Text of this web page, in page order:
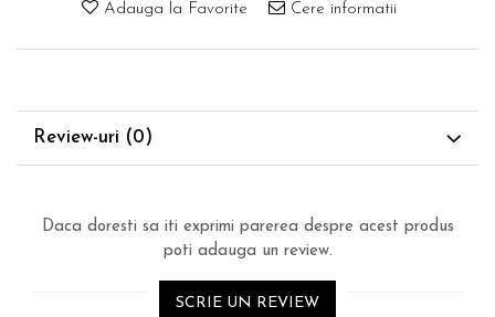
Adauga la Favorite Cere informatii
Review-uri (0)
Daca doresti sa iti exprimi parerea despre acest produs
poti adauga un review.
SCRIE UN REVIEW